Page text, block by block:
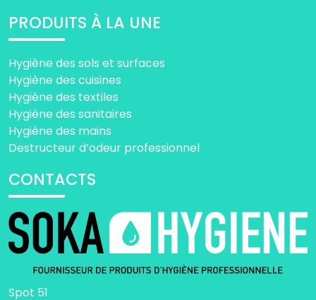
PRODUITS À LA UNE
Hygiène des sols et surfaces
Hygiène des cuisines
Hygiène des textiles
Hygiène des sanitaires
Hygiène des mains
Destructeur d’odeur professionnel
CONTACTS
Spot 51